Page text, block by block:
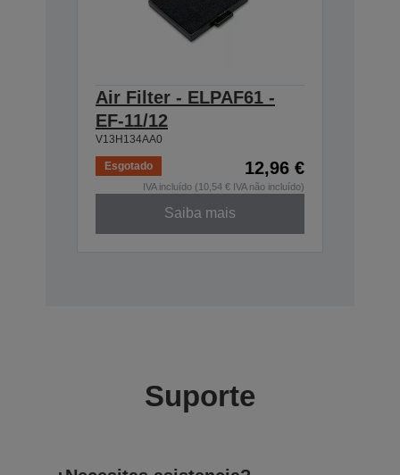
Air Filter - ELPAF61 -
EF-11/12
V13H134AA0
Esgotado 12,96 €
IVA incluído (10,54 € IVA não incluído)
Saiba mais
Suporte